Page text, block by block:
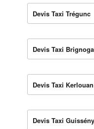
Devis Taxi Trégunc
Devis Taxi
Devis Taxi Kerlouan
Devis Taxi Guissény